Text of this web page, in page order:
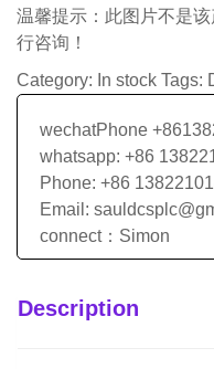
温馨提示：此图片不是
行咨询！
Category: In stock Tags:
wechatPhone
whatsapp: +86
Phone: +86
Email:
connect：Simon
Description